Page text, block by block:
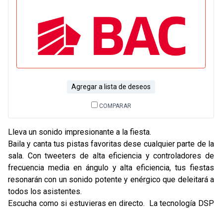
Agregar a lista de deseos
COMPARAR
Lleva un sonido impresionante a la fiesta.
Baila y canta tus pistas favoritas dese cualquier parte de la
sala. Con tweeters de alta eficiencia y controladores de
frecuencia media en ángulo y alta eficiencia, tus fiestas
resonarán con un sonido potente y enérgico que deleitará a
todos los asistentes.
Escucha como si estuvieras en directo. La tecnología DSP